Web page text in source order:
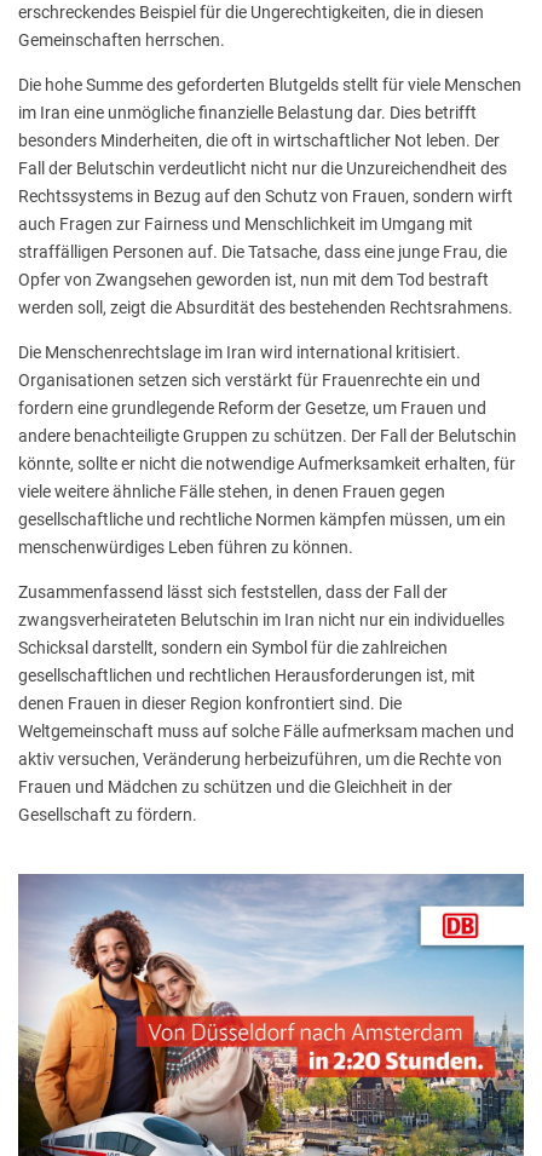
erschreckendes Beispiel für die Ungerechtigkeiten, die in diesen
Gemeinschaften herrschen.
Die hohe Summe des geforderten Blutgelds stellt für viele Menschen
im Iran eine unmögliche finanzielle Belastung dar. Dies betrifft
besonders Minderheiten, die oft in wirtschaftlicher Not leben. Der
Fall der Belutschin verdeutlicht nicht nur die Unzureichendheit des
Rechtssystems in Bezug auf den Schutz von Frauen, sondern wirft
auch Fragen zur Fairness und Menschlichkeit im Umgang mit
straffälligen Personen auf. Die Tatsache, dass eine junge Frau, die
Opfer von Zwangsehen geworden ist, nun mit dem Tod bestraft
werden soll, zeigt die Absurdität des bestehenden Rechtsrahmens.
Die Menschenrechtslage im Iran wird international kritisiert.
Organisationen setzen sich verstärkt für Frauenrechte ein und
fordern eine grundlegende Reform der Gesetze, um Frauen und
andere benachteiligte Gruppen zu schützen. Der Fall der Belutschin
könnte, sollte er nicht die notwendige Aufmerksamkeit erhalten, für
viele weitere ähnliche Fälle stehen, in denen Frauen gegen
gesellschaftliche und rechtliche Normen kämpfen müssen, um ein
menschenwürdiges Leben führen zu können.
Zusammenfassend lässt sich feststellen, dass der Fall der
zwangsverheirateten Belutschin im Iran nicht nur ein individuelles
Schicksal darstellt, sondern ein Symbol für die zahlreichen
gesellschaftlichen und rechtlichen Herausforderungen ist, mit
denen Frauen in dieser Region konfrontiert sind. Die
Weltgemeinschaft muss auf solche Fälle aufmerksam machen und
aktiv versuchen, Veränderung herbeizuführen, um die Rechte von
Frauen und Mädchen zu schützen und die Gleichheit in der
Gesellschaft zu fördern.